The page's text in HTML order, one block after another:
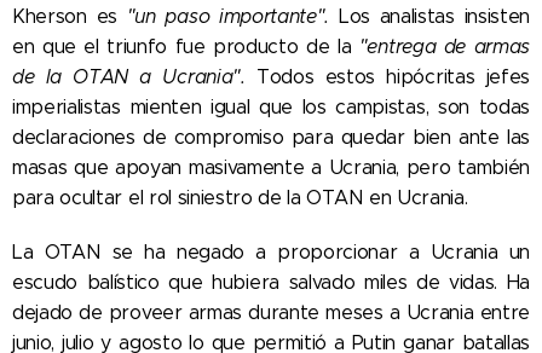
Kherson es "un paso importante".
Los analistas insisten
en que el triunfo fue producto de la "entrega de armas
de la OTAN a Ucrania". Todos estos hipócritas jefes
imperialistas mienten igual que los campistas, son todas
declaraciones de compromiso para quedar bien ante las
masas que apoyan masivamente a Ucrania, pero también
para ocultar el rol siniestro de la OTAN en Ucrania.
La OTAN se ha negado a proporcionar a Ucrania un
escudo balístico que hubiera salvado miles de vidas. Ha
dejado de proveer armas durante meses a Ucrania entre
junio, julio y agosto lo que permitió a Putin ganar batallas